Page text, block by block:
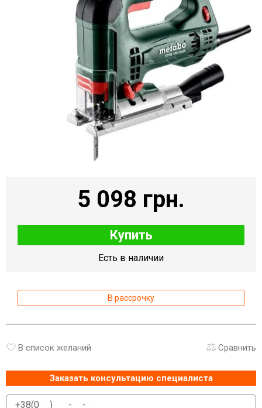
5 098 грн.
Купить
Есть в наличии
В рассрочку
В список желаний Сравнить
Заказать консультацию специалиста